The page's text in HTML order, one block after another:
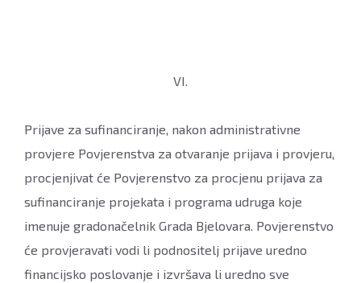
VI.
Prijave za sufinanciranje, nakon administrativne
provjere Povjerenstva za otvaranje prijava i provjeru,
procjenjivat će Povjerenstvo za procjenu prijava za
sufinanciranje projekata i programa udruga koje
imenuje gradonačelnik Grada Bjelovara. Povjerenstvo
će provjeravati vodi li podnositelj prijave uredno
financijsko poslovanje i izvršava li uredno sve